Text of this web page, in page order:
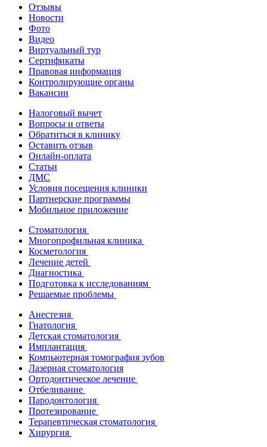
Отзывы
Новости
Фото
Видео
Виртуальный тур
Сертификаты
Правовая информация
Контролирующие органы
Вакансии
Налоговый вычет
Вопросы и ответы
Обратиться в клинику
Оставить отзыв
Онлайн-оплата
Статьи
ДМС
Условия посещения клиники
Партнерские программы
Мобильное приложение
Стоматология
Многопрофильная клиника
Косметология
Лечение детей
Диагностика
Подготовка к исследованиям
Решаемые проблемы
Анестезия
Гнатология
Детская стоматология
Имплантация
Компьютерная томография зубов
Лазерная стоматология
Ортодонтическое лечение
Отбеливание
Пародонтология
Протезирование
Терапевтическая стоматология
Хирургия